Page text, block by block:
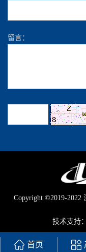
留言：
Copyright ©2019-2022
技术支持：
首页